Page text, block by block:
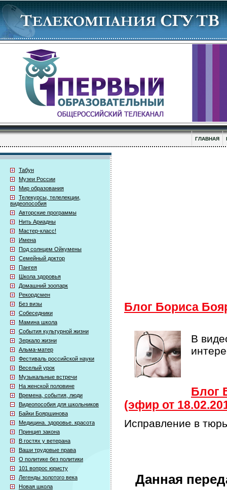
ГЛАВНАЯ
Табун
Музеи России
Мир образования
Телекурсы, телелекции,
видеопособия
Авторские программы
Нить Ариадны
Мастер-класс!
Имена
Под солнцем Ойкумены
Семейный доктор
Пангея
Школа здоровья
Домашний зоопарк
Рекордсмен
Без визы
Собеседники
Мамина школа
События культурной жизни
Зеркало жизни
Альма-матер
Фестиваль российской науки
Веселый урок
Музыкальные встречи
На женской половине
Времена, события, люди
Видеопособия для школьников
Байки Бояршинова
Медицина. здоровье. красота
Принцип закона
В гостях у ветерана
Ваши трудовые права
О политике без политики
101 вопрос юристу
Легенды золотого века
Новая школа
Блог Бориса
В
Блог
(эфир от
Исправление в
Данная